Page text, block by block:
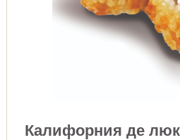
Калифорния де